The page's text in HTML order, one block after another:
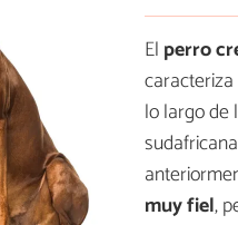
El perro
lo largo de
muy fiel,